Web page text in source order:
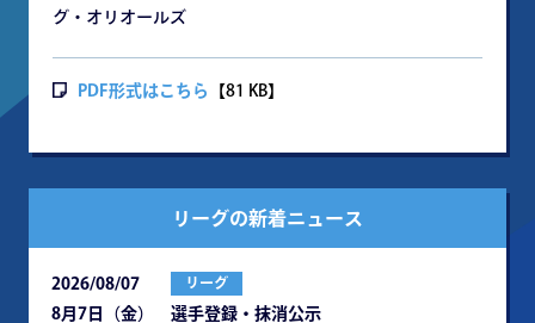
グ・オリオールズ
PDF形式はこちら 【81 KB】
リーグの新着ニュース
2026/08/07 リーグ
8月7日（金） 選手登録・抹消公示